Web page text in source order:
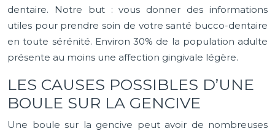
dentaire. Notre but : vous donner des informations
utiles pour prendre soin de votre santé bucco-dentaire
en toute sérénité. Environ 30% de la population adulte
présente au moins une affection gingivale légère.
LES CAUSES POSSIBLES D’UNE
BOULE SUR LA GENCIVE
Une boule sur la gencive peut avoir de nombreuses